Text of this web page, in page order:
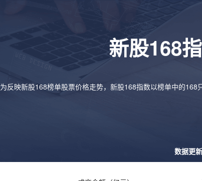
新股168
为反映新股168榜单股票价格走势，新股168指数以榜单中的168
数据更